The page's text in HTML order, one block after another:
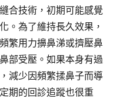
合技術，初期可能感覺
。為了維持長久效果，
繁用力擤鼻涕或擠壓鼻
部受壓。如果本身有過
減少因頻繁揉鼻子而導
期的回診追蹤也很重